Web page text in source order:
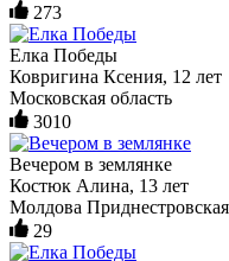
273
Елка Победы
Ковригина Ксения, 12 лет
Московская область
3010
Вечером в землянке
Костюк Алина, 13 лет
Молдова
29